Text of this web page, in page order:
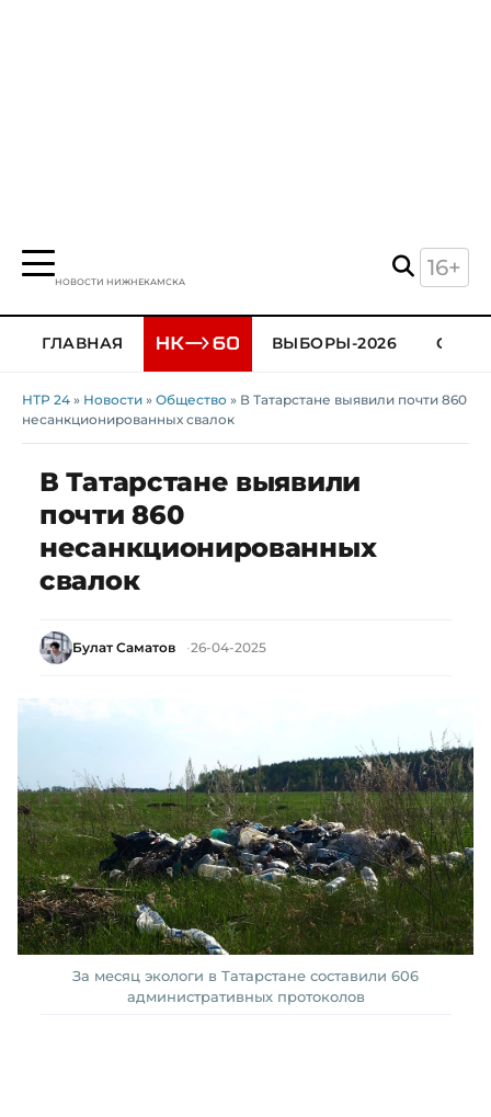
НОВОСТИ НИЖНЕКАМСКА
16+
ГЛАВНАЯ ВЫБОРЫ-2026
НТР 24 » Новости » Общество » В Татарстане выявили почти 860
несанкционированных свалок
В Татарстане выявили
почти 860
несанкционированных
свалок
Булат Саматов 26-04-2025
За месяц экологи в Татарстане составили 606
административных протоколов